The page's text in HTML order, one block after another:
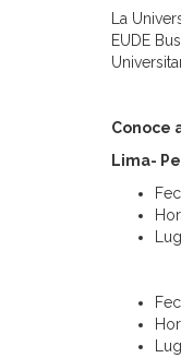
La
EUDE
Conoce
Lima-